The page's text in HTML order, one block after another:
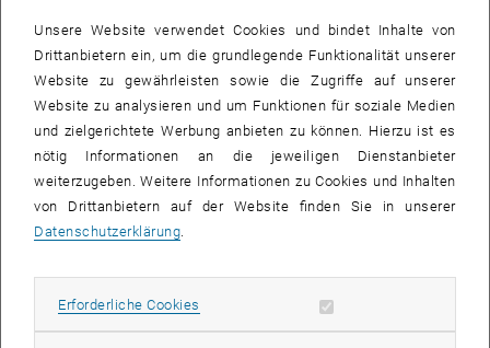
ausscheidungshärtbarer kohlenstofffreier Werkzeugstähle" sowie
Alexander Kratky für die Doktorarbeit "Konstruktion, Aufbau und
Inbetriebnahme einer Anlage für das laserunterstützte Tiefziehen".
Die Würdigung der Preisträger, die von einem aus Vertretern der TU
Wien und von Böhler-Uddeholm bestehenden Kuratorium
ausgewählt wurden, erfolgt durch Böhler-Uddeholm-
Vorstandsmitglied Knut Consemüller, der auch Vorsitzender des
Rates für Forschung und Technologieentwicklung ist.
Forschungspreises" liegt unter anderem auf Forschungsgebieten
Unsere Website verwendet Cookies und bindet Inhalte von
Drittanbietern ein, um die grundlegende Funktionalität unserer
Website zu gewährleisten sowie die Zugriffe auf unserer
Website zu analysieren und um Funktionen für soziale Medien
und zielgerichtete Werbung anbieten zu können. Hierzu ist es
nötig Informationen an die jeweiligen Dienstanbieter
weiterzugeben. Weitere Informationen zu Cookies und Inhalten
von Drittanbietern auf der Website finden Sie in unserer
Datenschutzerklärung.
Erforderliche Cookies Erforderliche Cookies zulassen